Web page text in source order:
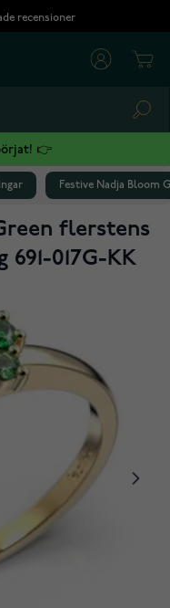
recensioner
👉
Festive Nadja Bloom
flerstens
017G-KK